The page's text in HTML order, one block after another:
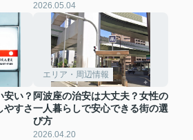
2026.05.04
安い？
やすさ
エリア・周辺情報
阿波座の治安は大丈夫？女性の
一人暮らしで安心できる街の選
び方
2026.04.20